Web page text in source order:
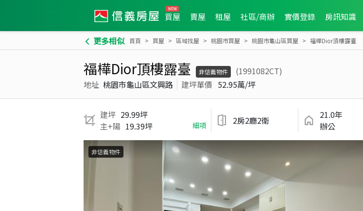
買屋 賣屋 租屋 社區/商辦 實價登錄 房訊知識
更多相似 首頁 買屋 區域找屋 桃園市買屋 桃園市龜山區買屋 福樺Dior頂樓露臺
福樺Dior頂樓露臺 非信義物件
(1991082CT)
地址 桃園市龜山區文興路 建坪單價 52.95萬/坪
建坪 29.99坪
主+陽 19.39坪 細項 2房2廳2衛
21.0年
辦公
非信義物件